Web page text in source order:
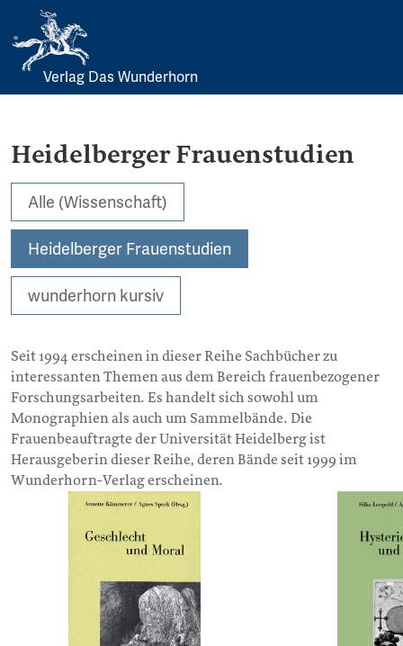
Skip
Verlag Das Wunderhorn
Heidelberger Frauenstudien
Alle (Wissenschaft)
Heidelberger Frauenstudien
wunderhorn kursiv
Seit 1994 erscheinen in dieser Reihe Sachbücher zu
interessanten Themen aus dem Bereich frauenbezogener
Forschungsarbeiten. Es handelt sich sowohl um
Monographien als auch um Sammelbände. Die
Frauenbeauftragte der Universität Heidelberg ist
Herausgeberin dieser Reihe, deren Bände seit 1999 im
Wunderhorn-Verlag erscheinen.